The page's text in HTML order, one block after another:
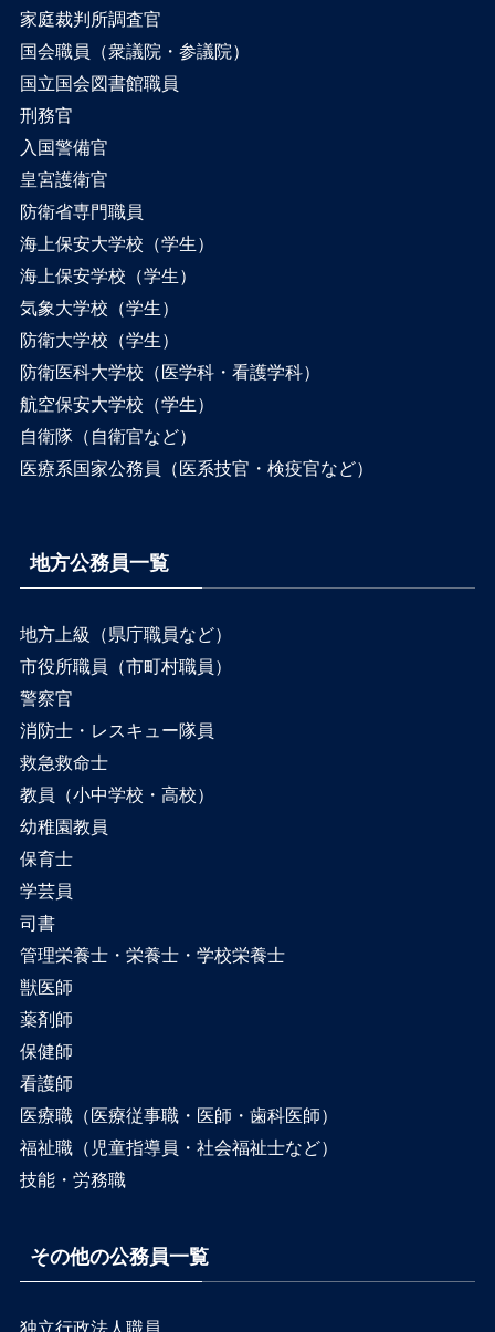
家庭裁判所調査官
国会職員（衆議院・参議院）
国立国会図書館職員
刑務官
入国警備官
皇宮護衛官
防衛省専門職員
海上保安大学校（学生）
海上保安学校（学生）
気象大学校（学生）
防衛大学校（学生）
防衛医科大学校（医学科・看護学科）
航空保安大学校（学生）
自衛隊（自衛官など）
医療系国家公務員（医系技官・検疫官など）
地方公務員一覧
地方上級（県庁職員など）
市役所職員（市町村職員）
警察官
消防士・レスキュー隊員
救急救命士
教員（小中学校・高校）
幼稚園教員
保育士
学芸員
司書
管理栄養士・栄養士・学校栄養士
獣医師
薬剤師
保健師
看護師
医療職（医療従事職・医師・歯科医師）
福祉職（児童指導員・社会福祉士など）
技能・労務職
その他の公務員一覧
独立行政法人職員